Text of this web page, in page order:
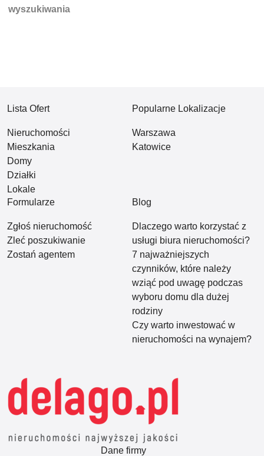
wyszukiwania
Lista Ofert
Nieruchomości
Mieszkania
Domy
Działki
Lokale
Popularne Lokalizacje
Warszawa
Katowice
Formularze
Zgłoś nieruchomość
Zleć poszukiwanie
Zostań agentem
Blog
Dlaczego warto korzystać z
usługi biura nieruchomości?
7 najważniejszych
czynników, które należy
wziąć pod uwagę podczas
wyboru domu dla dużej
rodziny
Czy warto inwestować w
nieruchomości na wynajem?
Dane firmy